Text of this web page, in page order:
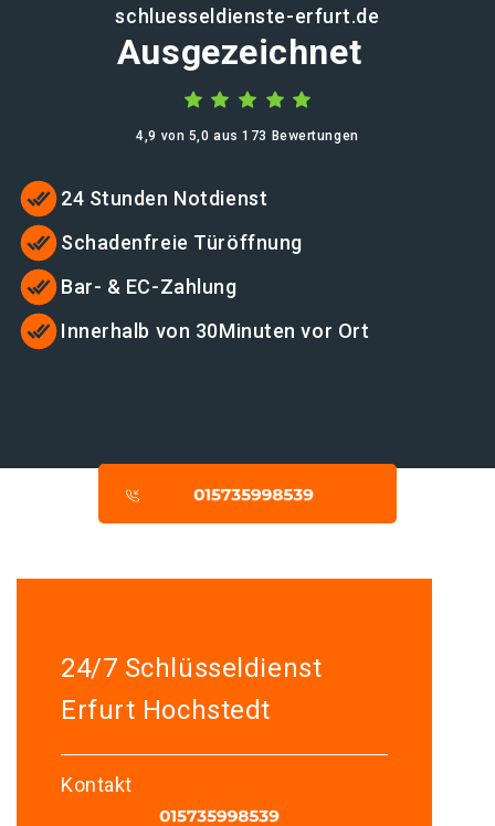
schluesseldienste-erfurt.de
Ausgezeichnet
4,9 von 5,0 aus 173 Bewertungen
24 Stunden Notdienst
Schadenfreie Türöffnung
Bar- & EC-Zahlung
Innerhalb von 30Minuten vor Ort
24/7 Schlüsseldienst
Erfurt Hochstedt
Kontakt